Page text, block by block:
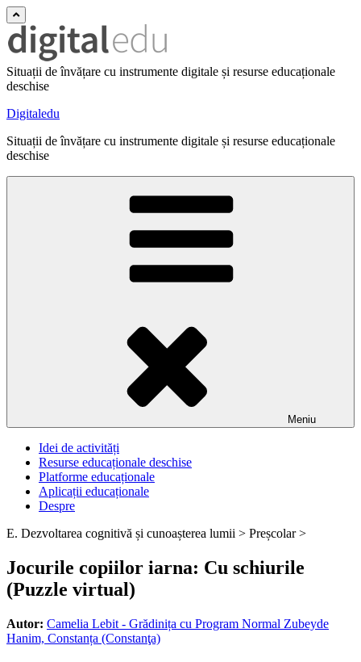
Situații de învățare cu instrumente digitale și resurse educaționale
deschise
Digitaledu
Situații de învățare cu instrumente digitale și resurse educaționale
deschise
Meniu
Idei de activități
Resurse educaționale deschise
Platforme educaționale
Aplicații educaționale
Despre
E. Dezvoltarea cognitivă și cunoașterea lumii > Preșcolar >
Jocurile copiilor iarna: Cu schiurile
(Puzzle virtual)
Autor: Camelia Lebit - Grădinița cu Program Normal Zubeyde
Hanim, Constanța (Constanţa)